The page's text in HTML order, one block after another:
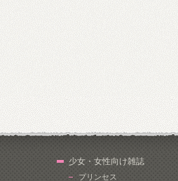
少女・女性向け雑誌
プリンセス